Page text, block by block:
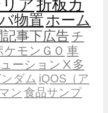
ア折板カ
物置ホーム
事下広告 チ
ケモンＧＯ 車
ューションⅩ多
ダム iQOS（ア
ン 食品サンプ